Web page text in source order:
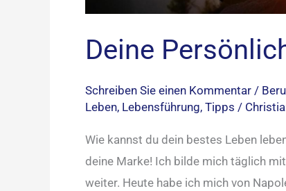
Deine
Schreiben Sie einen Kommentar /
Leben, Lebensführung, Tipps /
Wie kannst du dein bestes Leben
deine Marke! Ich bilde mich täglich
weiter. Heute habe ich mich von